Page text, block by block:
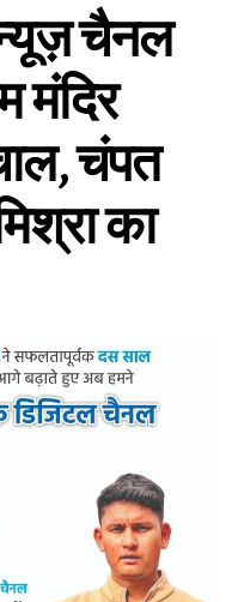
चैनल
मंदिर
चंपत
का